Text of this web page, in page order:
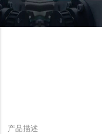
产品描述